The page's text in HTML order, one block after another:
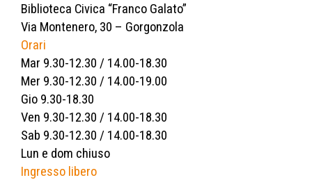
Biblioteca Civica “Franco Galato”
Via Montenero, 30 – Gorgonzola
Orari
Mar 9.30-12.30 / 14.00-18.30
Mer 9.30-12.30 / 14.00-19.00
Gio 9.30-18.30
Ven 9.30-12.30 / 14.00-18.30
Sab 9.30-12.30 / 14.00-18.30
Lun e dom chiuso
Ingresso libero